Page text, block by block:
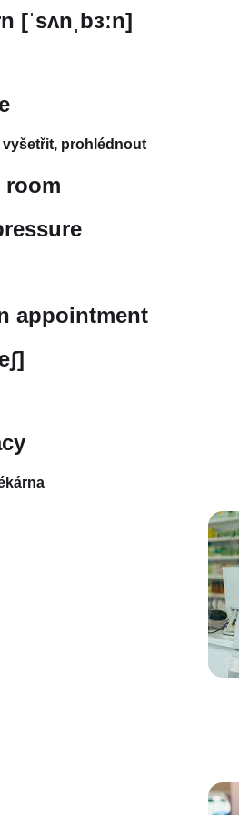
[ˈsʌnˌbɜːn]
vyšetřit, prohlédnout
appointment